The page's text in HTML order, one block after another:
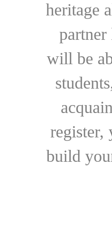
heritage
partner
will be
register,
build